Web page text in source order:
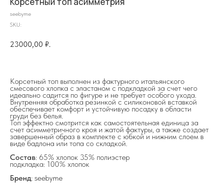
seebyme
SKU:
23000,00 ₽.
Корсетный топ выполнен из фактурного итальянского
смесового хлопка с эластаном с подкладкой за счет чего
идеально садится по фигуре и не требует особого ухода.
Внутренняя обработка резинкой с силиконовой вставкой
обеспечивает комфорт и устойчивую посадку в области
груди без белья.
Топ эффектно смотрится как самостоятельная единица за
счет асимметричного кроя и жатой фактуры, а также создает
завершенный образ в комплекте с юбкой и нижним слоем в
виде бадлона или топа со складкой.
Состав: 65% хлопок 35% полиэстер
подкладка: 100% хлопок
Бренд: seebyme
Разделы сайта
Все товары
на главную
info@frwl.store
+7 919 690-30-30